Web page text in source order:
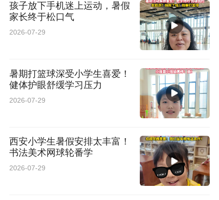
孩子放下手机迷上运动，暑假
家长终于松口气
2026-07-29
暑期打篮球深受小学生喜爱！
健体护眼舒缓学习压力
2026-07-29
西安小学生暑假安排太丰富！
书法美术网球轮番学
2026-07-29